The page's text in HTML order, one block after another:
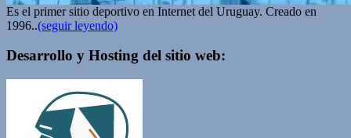
Es el primer sitio deportivo en Internet del Uruguay. Creado en
1996..(seguir leyendo)
Desarrollo y Hosting del sitio web: